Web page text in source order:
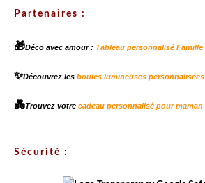
Partenaires :
🎁Déco avec amour : Tableau personnalisé Famille
✨Découvrez les boules lumineuses personnalisées
💑Trouvez votre cadeau personnalisé pour maman
Sécurité :